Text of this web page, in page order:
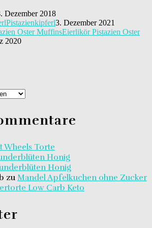
Dezember 2018
Pistazienkipferl3. Dezember 2021
Eierlikör Pistazien Oster
2020
Wheels Torte
Honig
Honig
zu Mandel Apfelkuchen ohne Zucker
Low Carb Keto